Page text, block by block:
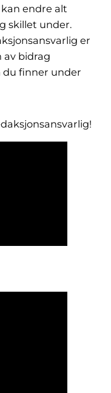
endre alt
skillet under.
er
av bidrag
du finner under